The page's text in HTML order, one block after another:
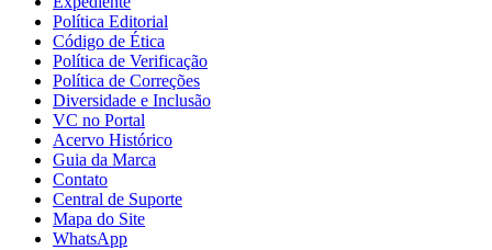
Botafogo
Política Editorial
Código de Ética
Política de Verificação
Política de Correções
Diversidade e Inclusão
VC no Portal
Acervo Histórico
Guia da Marca
Contato
Central de Suporte
Mapa do Site
WhatsApp